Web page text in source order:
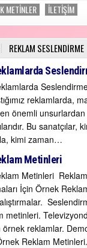
METİNLER İLETİŞİM
REKLAM SESLENDIRME
reklamlarda,
en önemli
Bu sanatçılar,
kimi zaman…
Metinleri
Metinleri
İçin Örnek
metinleri.
örnek reklamlar.
Reklam